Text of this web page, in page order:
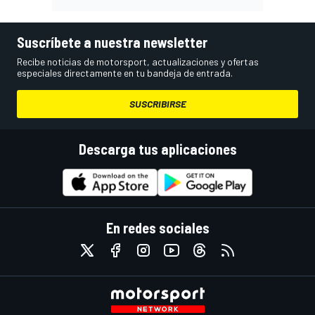
Suscríbete a nuestra newsletter
Recibe noticias de motorsport, actualizaciones y ofertas
especiales directamente en tu bandeja de entrada.
SUSCRIBIRSE
Descarga tus aplicaciones
En redes sociales